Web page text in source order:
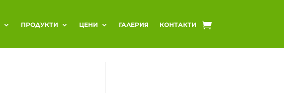
ПРОДУКТИ ЦЕНИ ГАЛЕРИЯ КОНТАКТИ